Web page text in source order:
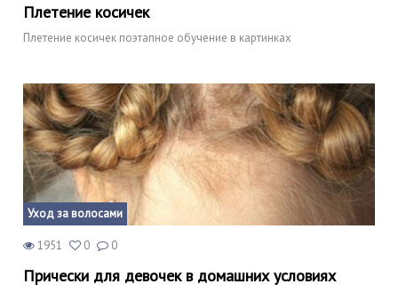
Плетение косичек
Плетение косичек поэтапное обучение в картинках
Уход за волосами
1951 0 0
Прически для девочек в домашних условиях